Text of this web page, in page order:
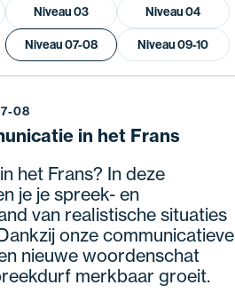
Niveau 03 Niveau 04
Niveau 07-08 Niveau 09-10
08
in het Frans
het Frans? In deze
je je spreek- en
van realistische situaties
onze communicatieve
nieuwe woordenschat
merkbaar groeit.